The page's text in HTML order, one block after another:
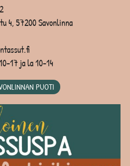
4, 57200 Savonlinna
17 ja la 10-14
PUOTI